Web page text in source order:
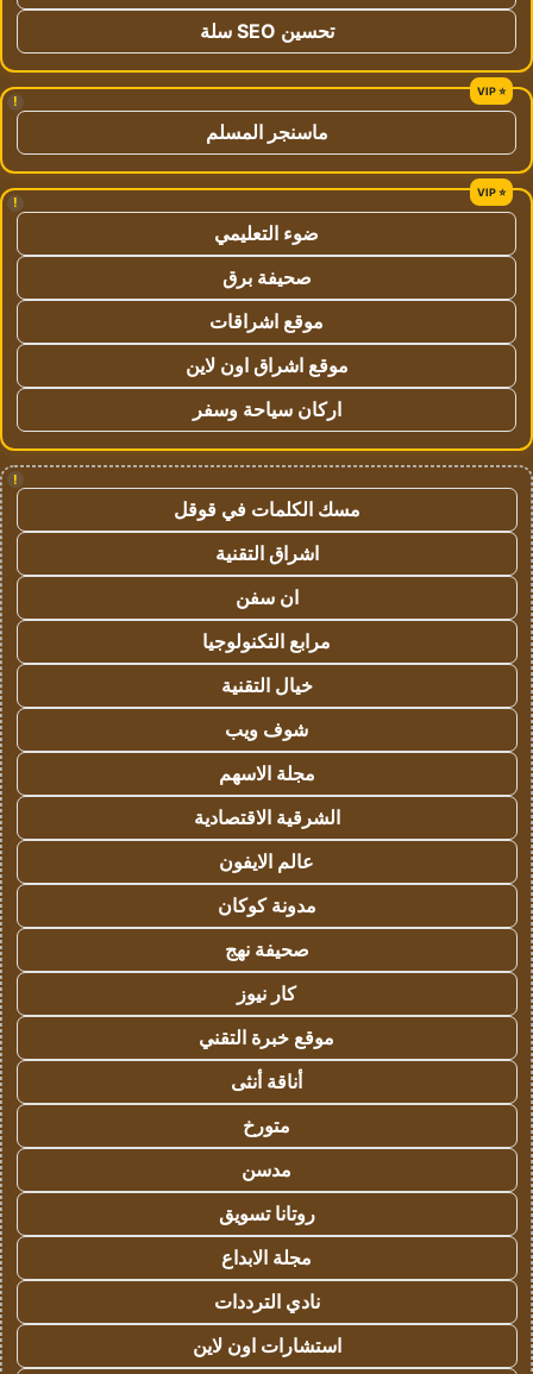
تحسين SEO سلة
!
ماسنجر المسلم
!
ضوء التعليمي
صحيفة برق
موقع اشراقات
موقع اشراق اون لاين
اركان سياحة وسفر
!
مسك الكلمات في قوقل
اشراق التقنية
ان سفن
مرابع التكنولوجيا
خيال التقنية
شوف ويب
مجلة الاسهم
الشرقية الاقتصادية
عالم الايفون
مدونة كوكان
صحيفة نهج
كار نيوز
موقع خبرة التقني
أناقة أنثى
متورخ
مدسن
روتانا تسويق
مجلة الابداع
نادي الترددات
استشارات اون لاين